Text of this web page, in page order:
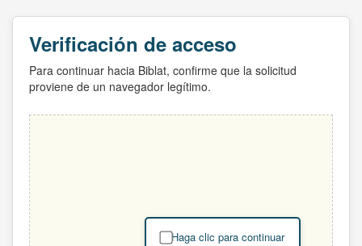
Verificación de acceso
Para continuar hacia Biblat, confirme que la solicitud
proviene de un navegador legítimo.
Haga clic para continuar